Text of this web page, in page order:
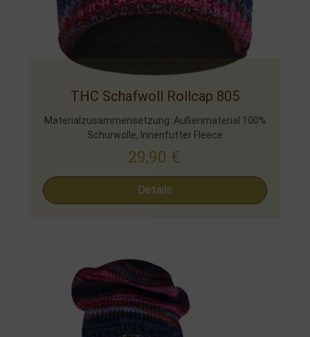
THC Schafwoll Rollcap 805
Materialzusammensetzung: Außenmaterial 100%
Schurwolle, Innenfutter Fleece
29,90 €
Details